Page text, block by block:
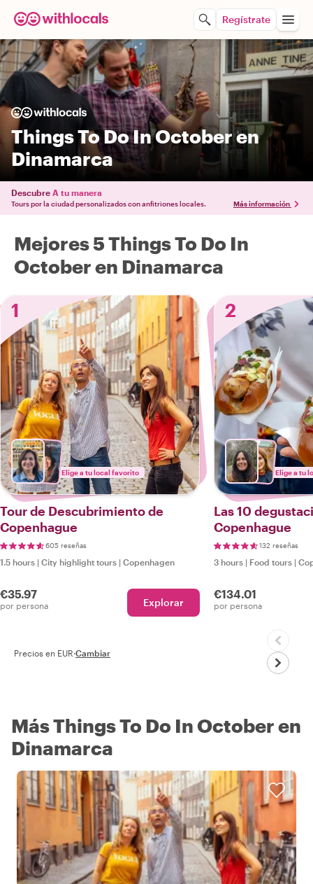
Regístrate
Things To Do In October en
Dinamarca
Descubre A tu manera
Tours por la ciudad personalizados con anfitriones locales. Más información
Mejores 5 Things To Do In
October en Dinamarca
1
Elige a tu local favorito
Tour de Descubrimiento de
Copenhague
605 reseñas
1.5 hours | City highlight tours | Copenhagen
€35.97
por persona Explorar
2
Elige a tu
Las 10
Copenhague
132 reseñas
3 hours | Food tours |
€134.01
por persona
Precios en EUR·Cambiar
Más Things To Do In October en
Dinamarca